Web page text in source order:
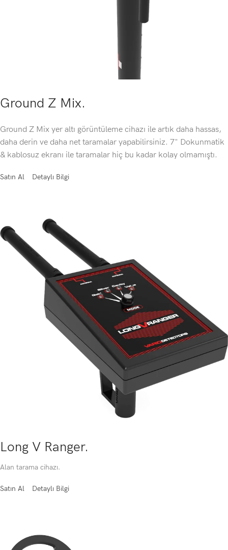
Ground Z Mix.
Ground Z Mix yer altı görüntüleme cihazı ile artık daha hassas,
daha derin ve daha net taramalar yapabilirsiniz. 7" Dokunmatik
& kablosuz ekranı ile taramalar hiç bu kadar kolay olmamıştı.
Satın Al Detaylı Bilgi
Long V Ranger.
Alan tarama cihazı.
Satın Al Detaylı Bilgi